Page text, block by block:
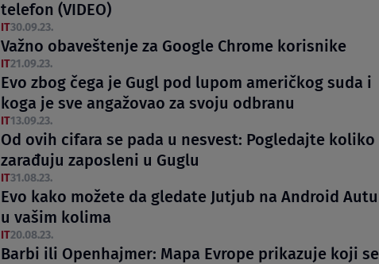
telefon (VIDEO)
IT30.09.23.
Važno obaveštenje za Google Chrome korisnike
IT21.09.23.
Evo zbog čega je Gugl pod lupom američkog suda i
koga je sve angažovao za svoju odbranu
IT13.09.23.
Od ovih cifara se pada u nesvest: Pogledajte koliko
zarađuju zaposleni u Guglu
IT31.08.23.
Evo kako možete da gledate Jutjub na Android Autu
u vašim kolima
IT20.08.23.
Barbi ili Openhajmer: Mapa Evrope prikazuje koji se